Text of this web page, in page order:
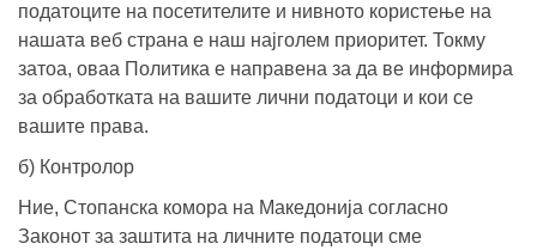
податоците на посетителите и нивното користење на
нашата веб страна е наш најголем приоритет. Токму
затоа, оваа Политика е направена за да ве информира
за обработката на вашите лични податоци и кои се
вашите права.
б) Контролор
Ние, Стопанска комора на Македонија согласно
Законот за заштита на личните податоци сме